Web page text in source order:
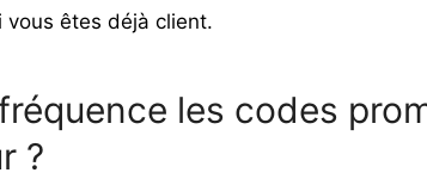
vous êtes déjà client.
les codes
?